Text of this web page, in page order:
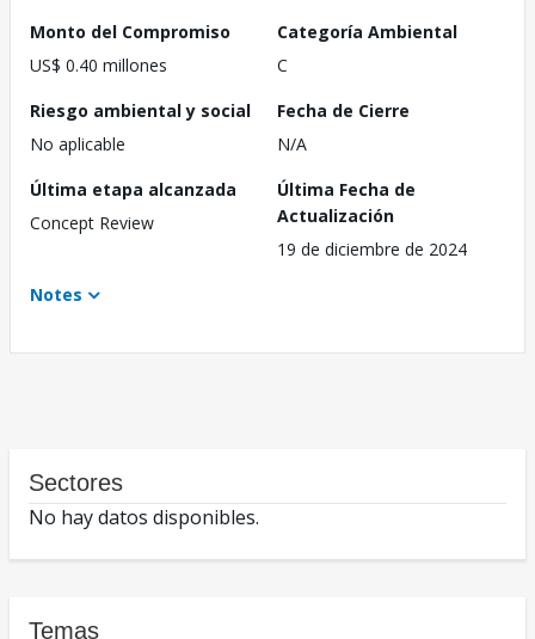
Monto del Compromiso
US$ 0.40 millones
Categoría Ambiental
C
Riesgo ambiental y social
No aplicable
Fecha de Cierre
N/A
Última etapa alcanzada
Concept Review
Última Fecha de
Actualización
19 de diciembre de 2024
Notes
Sectores
No hay datos disponibles.
Temas